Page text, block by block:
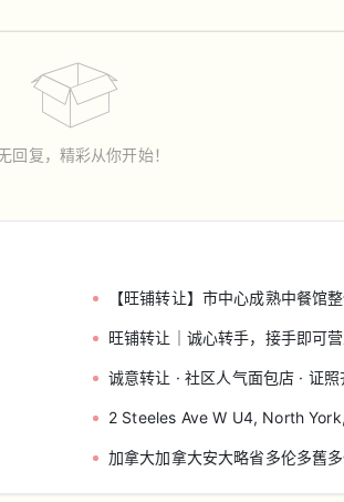
回复，精彩从你开始！
【旺铺转让】市中心成熟中餐馆
旺铺转让｜诚心转手，接手即可营
诚意转让 · 社区人气面包店 · 证照
2 Steeles Ave W U4, North
加拿大加拿大安大略省多伦多舊